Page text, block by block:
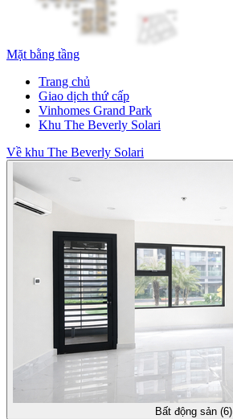
Mặt bằng tầng
Trang chủ
Giao dịch thứ cấp
Vinhomes Grand Park
Khu The Beverly Solari
Về khu The Beverly Solari
Bất động sản (6)